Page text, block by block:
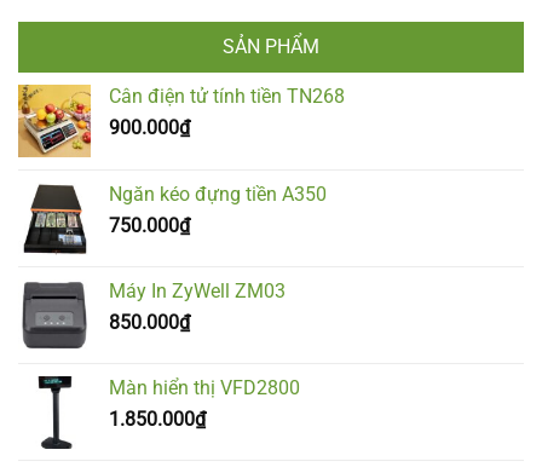
SẢN PHẨM
Cân điện tử tính tiền TN268
900.000₫
Ngăn kéo đựng tiền A350
750.000₫
Máy In ZyWell ZM03
850.000₫
Màn hiển thị VFD2800
1.850.000₫